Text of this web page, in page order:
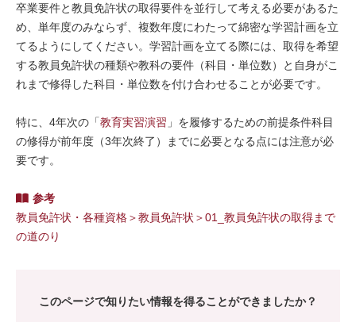
卒業要件と教員免許状の取得要件を並行して考える必要があるた
め、単年度のみならず、複数年度にわたって綿密な学習計画を立
てるようにしてください。学習計画を立てる際には、取得を希望
する教員免許状の種類や教科の要件（科目・単位数）と自身がこ
れまで修得した科目・単位数を付け合わせることが必要です。
特に、4年次の「教育実習演習 」を履修するための前提条件科目
の修得が前年度（3年次終了）までに必要となる点には注意が必
要です。
参考
教員免許状・各種資格＞教員免許状＞01_教員免許状の取得まで
の道のり
このページで知りたい情報を得ることができましたか？